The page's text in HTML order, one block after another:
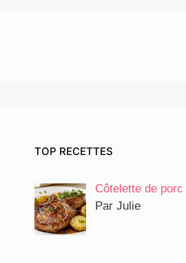
TOP RECETTES
Côtelette de
Par Julie